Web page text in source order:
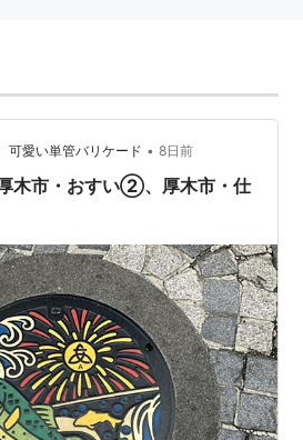
可愛い単管バリケード • 8日前
厚木市・おすい②、厚木市・仕